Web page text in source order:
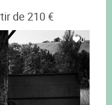
de 210 €
0